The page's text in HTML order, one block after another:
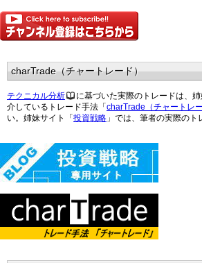
charTrade（チャートレード）
テクニカル分析 に基づいた実際のトレードは、姉
介しているトレード手法「 charTrade（チャートレー
い。姉妹サイト「 投資戦略 」では、筆者の実際のト